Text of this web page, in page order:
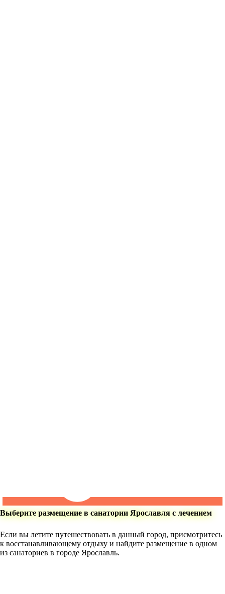
Выберите размещение в санатории Ярославля с лечением
Если вы летите путешествовать в данный город, присмотритесь
к восстанавливающему отдыху и найдите размещение в одном
из санаториев в городе Ярославль.